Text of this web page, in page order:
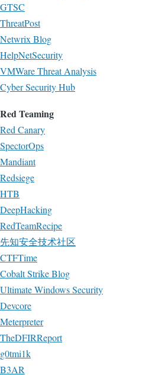
GTSC
ThreatPost
Netwrix Blog
HelpNetSecurity
VMWare Threat Analysis
Cyber Security Hub
Red Teaming
Red Canary
SpectorOps
Mandiant
Redsiege
HTB
DeepHacking
RedTeamRecipe
先知安全技术社区
CTFTime
Cobalt Strike Blog
Ultimate Windows Security
Devcore
Meterpreter
TheDFIRReport
g0tmi1k
B3AR